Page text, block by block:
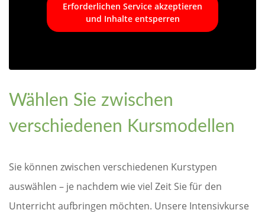
Erforderlichen Service akzeptieren
und Inhalte entsperren
Wählen Sie zwischen
verschiedenen Kursmodellen
Sie können zwischen verschiedenen Kurstypen
auswählen – je nachdem wie viel Zeit Sie für den
Unterricht aufbringen möchten. Unsere Intensivkurse